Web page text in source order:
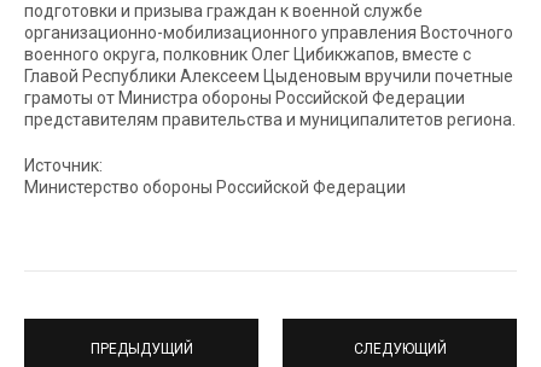
подготовки и призыва граждан к военной службе
организационно-мобилизационного управления Восточного
военного округа, полковник Олег Цибикжапов, вместе с
Главой Республики Алексеем Цыденовым вручили почетные
грамоты от Министра обороны Российской Федерации
представителям правительства и муниципалитетов региона.
Источник:
Министерство обороны Российской Федерации
ПРЕДЫДУЩИЙ СЛЕДУЮЩИЙ